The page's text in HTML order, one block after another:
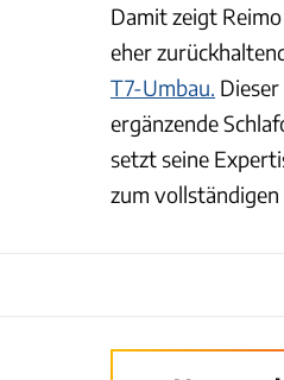
Damit zeigt
eher
T7-Umbau.
ergänzende
setzt seine
zum